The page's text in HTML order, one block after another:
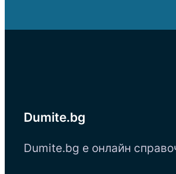
Dumite.bg
Dumite.bg е онлайн